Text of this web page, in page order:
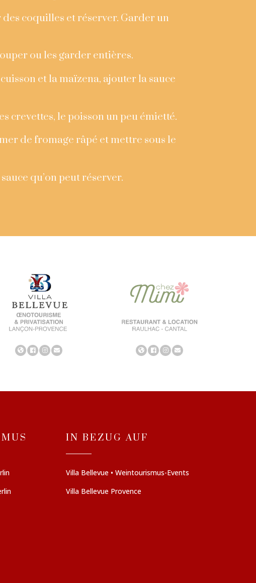
coquilles et réserver. Garder un
ou les garder entières.
et la maïzena, ajouter la sauce
crevettes, le poisson un peu émietté.
de fromage râpé et mettre sous le
qu’on peut réserver.
IN BEZUG AUF
Villa Bellevue • Weintourismus-Events
Villa Bellevue Provence